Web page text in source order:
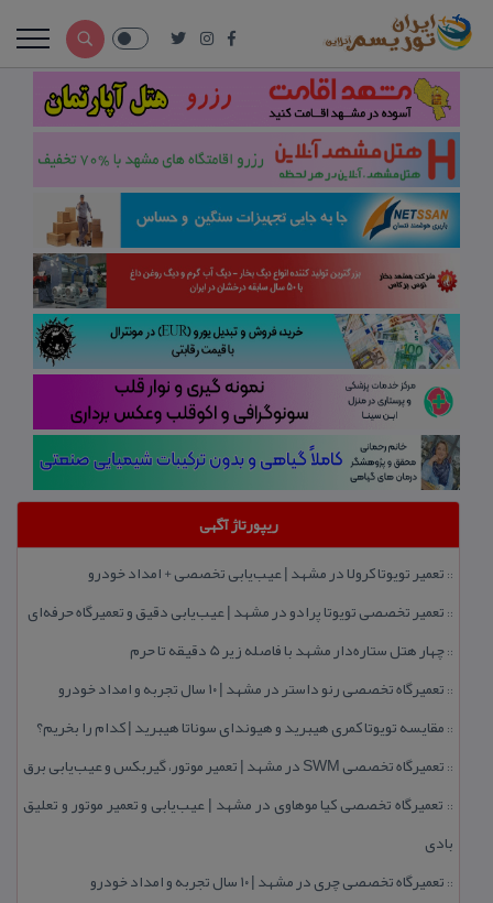
ریپورتاژ آگهی
:: تعمیر تویوتا كرولا در مشهد | عیب‌یابی تخصصی + امداد خودرو
:: تعمیر تخصصی تویوتا پرادو در مشهد | عیب‌یابی دقیق و تعمیرگاه حرفه‌ای
::چهار هتل‌ ستاره‌دار مشهد با فاصله زیر 5 دقیقه تا حرم
:: تعمیرگاه تخصصی رنو داستر در مشهد | ۱۰ سال تجربه و امداد خودرو
:: مقایسه تویوتا كمری هیبرید و هیوندای سوناتا هیبرید | كدام را بخریم؟
:: تعمیرگاه تخصصی SWM در مشهد | تعمیر موتور، گیربكس و عیب‌یابی برق
:: تعمیرگاه تخصصی كیا موهاوی در مشهد | عیب‌یابی و تعمیر موتور و تعلیق
بادی
:: تعمیرگاه تخصصی چری در مشهد | ۱۰ سال تجربه و امداد خودرو